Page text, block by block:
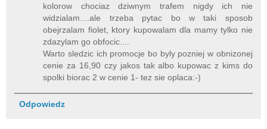
kolorow chociaz dziwnym trafem nigdy ich nie
widzialam....ale trzeba pytac bo w taki sposob
obejrzalam fiolet, ktory kupowalam dla mamy tylko nie
zdazylam go obfocic....
Warto sledzic ich promocje bo byly pozniej w obnizonej
cenie za 16,90 czy jakos tak albo kupowac z kims do
spolki biorac 2 w cenie 1- tez sie oplaca:-)
Odpowiedz